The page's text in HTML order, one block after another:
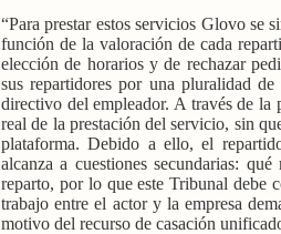
“Para prestar estos servicios Glovo se
función de la valoración de cada
elección de horarios y de rechazar
sus repartidores por una pluralidad
directivo del empleador. A través de
real de la prestación del servicio, sin
plataforma. Debido a ello, el
alcanza a cuestiones secundarias:
reparto, por lo que este Tribunal debe
trabajo entre el actor y la empresa
motivo del recurso de casación